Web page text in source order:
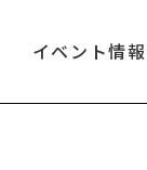
イベント情報